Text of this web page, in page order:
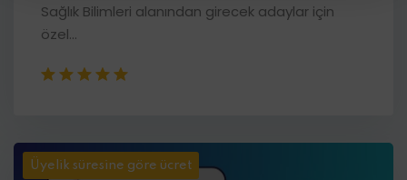
Sağlık Bilimleri alanından girecek adaylar için
özel...
Üyelik süresine göre ücret